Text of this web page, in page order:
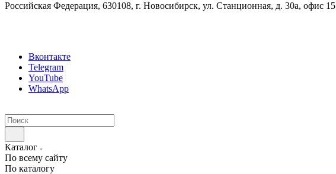
Российская Федерация, 630108, г. Новосибирск, ул. Станционная, д. 30а, офис 15
Вконтакте
Telegram
YouTube
WhatsApp
Каталог
По всему сайту
По каталогу